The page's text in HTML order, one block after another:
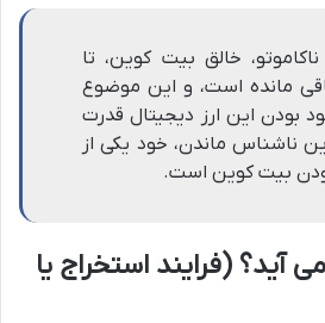
خالق بیت کوین، تا
مانده است، و این موضوع
بودن این ارز دیجیتال قدرت
ناشناس ماندن، خود یکی از
بودن بیت کوین است.
آید؟ (فرایند استخراج یا